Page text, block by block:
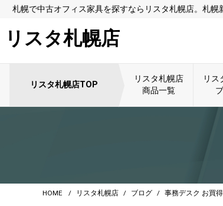
札幌で中古オフィス家具を探すならリスタ札幌店。札
リスタ札幌店
リスタ札幌店TOP
リスタ札幌店
商品一覧
リス
HOME リスタ札幌店 ブログ 事務デスク お買